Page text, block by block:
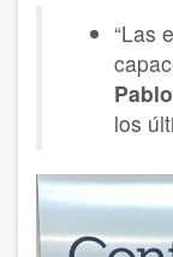
“Las
los